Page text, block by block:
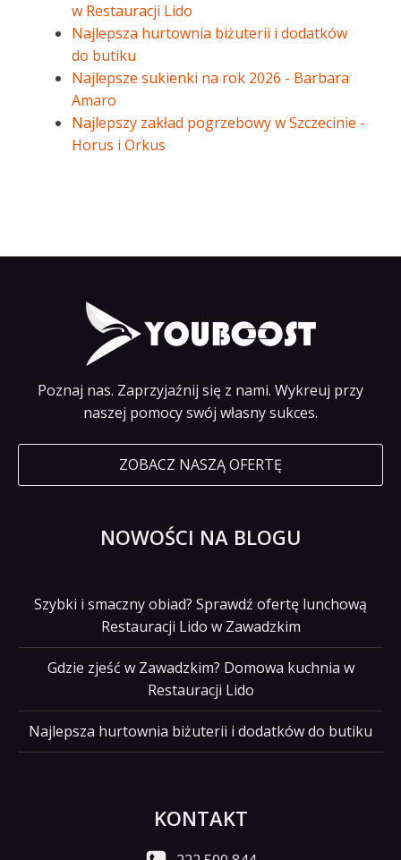
w Restauracji Lido
Najlepsza hurtownia biżuterii i dodatków
do butiku
Najlepsze sukienki na rok 2026 - Barbara
Amaro
Najlepszy zakład pogrzebowy w Szczecinie -
Horus i Orkus
Poznaj nas. Zaprzyjaźnij się z nami. Wykreuj przy
naszej pomocy swój własny sukces.
ZOBACZ NASZĄ OFERTĘ
NOWOŚCI NA BLOGU
Szybki i smaczny obiad? Sprawdź ofertę lunchową
Restauracji Lido w Zawadzkim
Gdzie zjeść w Zawadzkim? Domowa kuchnia w
Restauracji Lido
Najlepsza hurtownia biżuterii i dodatków do butiku
KONTAKT